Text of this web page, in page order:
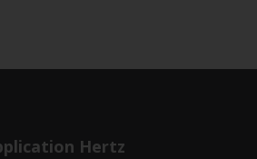
Hertz